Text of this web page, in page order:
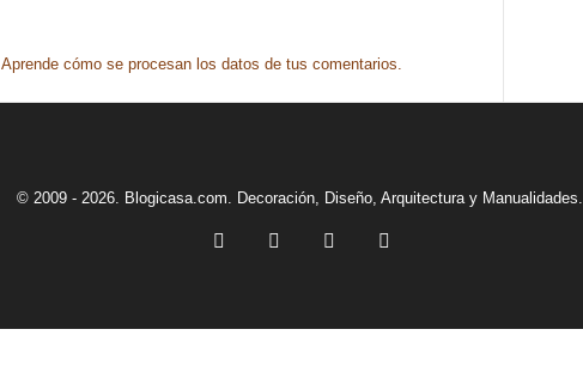
Aprende cómo se procesan los datos de tus comentarios.
© 2009 - 2026. Blogicasa.com. Decoración, Diseño, Arquitectura y Manualidades.